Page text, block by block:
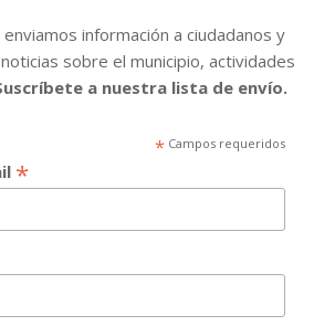
enviamos información a ciudadanos y
sobre el municipio, actividades
a nuestra lista de envío.
*Campos requeridos
*